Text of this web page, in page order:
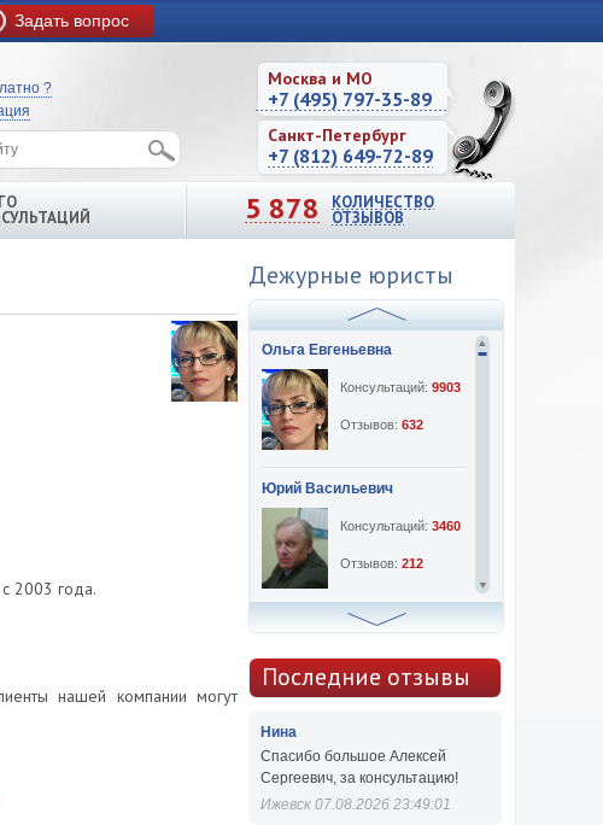
Задать вопрос
Москва и МО
+7 (495) 797-35-89
Санкт-Петербург
+7 (812) 649-72-89
?
5 878 КОЛИЧЕСТВО
ОТЗЫВОВ
2003 года.
нашей компании могут
Дежурные юристы
Ольга Евгеньевна
Консультаций: 9903
Отзывов: 632
Юрий Васильевич
Консультаций: 3460
Отзывов: 212
Алексей Сергеевич
Отзывов:47
Последние отзывы
Нина
Спасибо большое Алексей
Сергеевич, за консультацию!
Ижевск 07.08.2026 23:49:01